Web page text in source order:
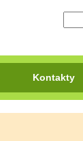
Kontakty